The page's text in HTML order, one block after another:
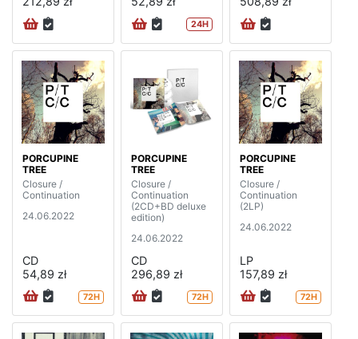
24H
PORCUPINE
TREE
Closure /
Continuation
24.06.2022
CD
54,89 zł
72H
PORCUPINE
TREE
Closure /
Continuation
(2CD+BD deluxe
edition)
24.06.2022
CD
296,89 zł
72H
PORCUPINE
TREE
Closure /
Continuation
(2LP)
24.06.2022
LP
157,89 zł
72H